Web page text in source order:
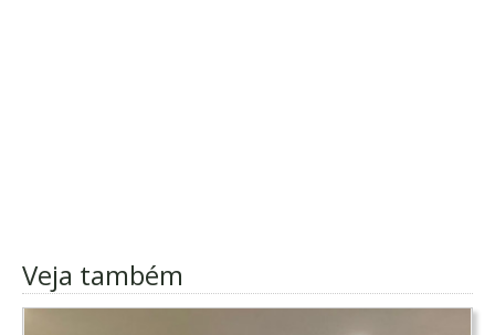
Veja também